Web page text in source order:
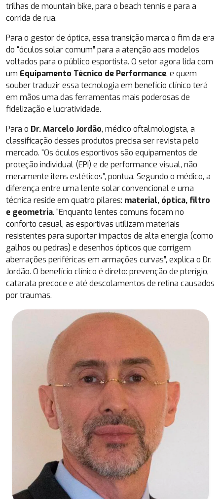
trilhas de mountain bike, para o beach tennis e para a
corrida de rua.
Para o gestor de óptica, essa transição marca o fim da era
do “óculos solar comum” para a atenção aos modelos
voltados para o público esportista. O setor agora lida com
um Equipamento Técnico de Performance, e quem
souber traduzir essa tecnologia em benefício clínico terá
em mãos uma das ferramentas mais poderosas de
fidelização e lucratividade.
Para o Dr. Marcelo Jordão, médico oftalmologista, a
classificação desses produtos precisa ser revista pelo
mercado. “Os óculos esportivos são equipamentos de
proteção individual (EPI) e de performance visual, não
meramente itens estéticos”, pontua. Segundo o médico, a
diferença entre uma lente solar convencional e uma
técnica reside em quatro pilares: material, óptica, filtro
e geometria. “Enquanto lentes comuns focam no
conforto casual, as esportivas utilizam materiais
resistentes para suportar impactos de alta energia (como
galhos ou pedras) e desenhos ópticos que corrigem
aberrações periféricas em armações curvas”, explica o Dr.
Jordão. O benefício clínico é direto: prevenção de pterígio,
catarata precoce e até descolamentos de retina causados
por traumas.